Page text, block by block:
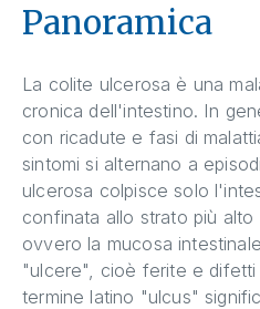
Panoramica
La colite ulcerosa è una
cronica dell'intestino. In
con ricadute e fasi di
sintomi si alternano a
ulcerosa colpisce solo
confinata allo strato più alto
ovvero la mucosa
"ulcere", cioè ferite e difetti
termine latino "ulcus"